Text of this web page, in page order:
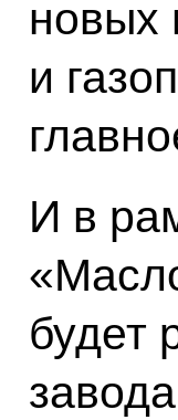
новых
и
И в
будет